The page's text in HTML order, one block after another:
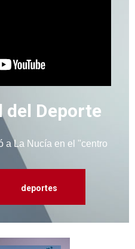
del Deporte
a La Nucía en el "centro
deportes